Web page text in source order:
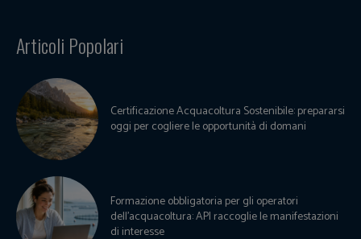
Articoli Popolari
Certificazione Acquacoltura Sostenibile: prepararsi
oggi per cogliere le opportunità di domani
Formazione obbligatoria per gli operatori
dell’acquacoltura: API raccoglie le manifestazioni
di interesse